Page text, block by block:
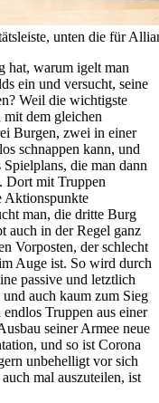
unten die für
hat, warum igelt man
ein und versucht, seine
Weil die wichtigste
dem gleichen
Burgen, zwei in einer
schnappen kann, und
die man dann
Dort mit Truppen
Aktionspunkte
man, die dritte Burg
auch in der Regel ganz
Vorposten, der schlecht
Auge ist. So wird durch
passive und letztlich
auch kaum zum Sieg
Truppen aus einer
seiner Armee neue
und so ist Corona
unbehelligt vor sich
mal auszuteilen, ist